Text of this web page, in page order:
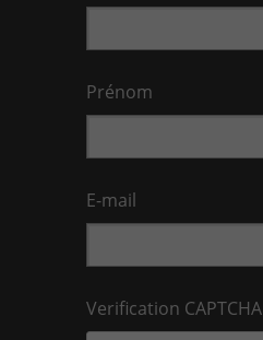
Prénom
E-mail
Verification CAPTCHA